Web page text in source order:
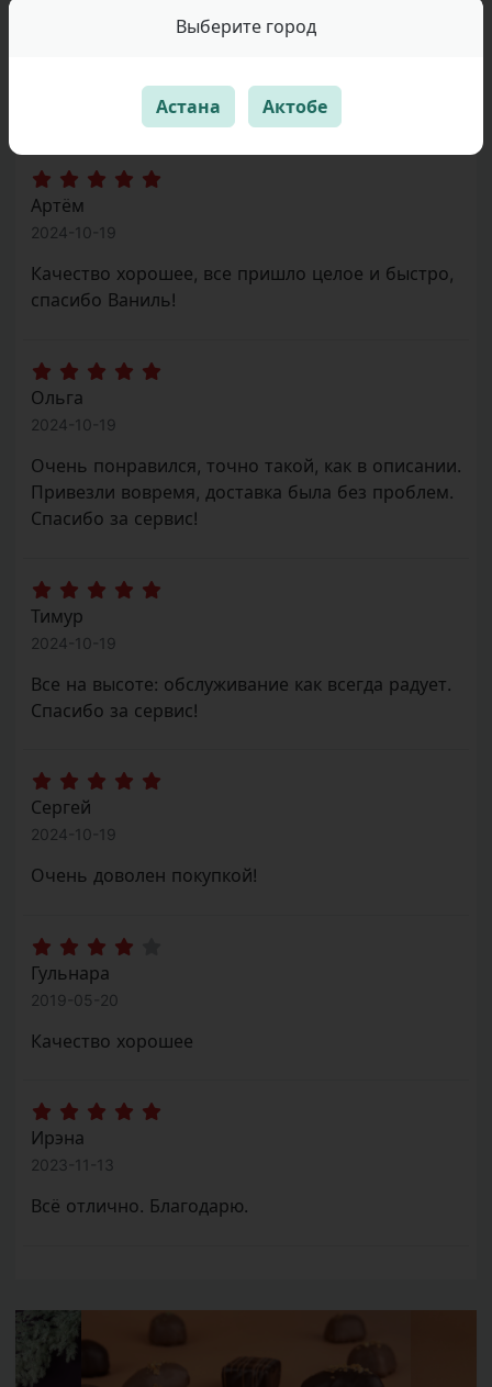
отличное, всё соответствует заявленному.
Артём
2024-10-19
Качество хорошее, все пришло целое и быстро,
спасибо Ваниль!
Ольга
2024-10-19
Очень понравился, точно такой, как в описании.
Привезли вовремя, доставка была без проблем.
Спасибо за сервис!
Тимур
2024-10-19
Все на высоте: обслуживание как всегда радует.
Спасибо за сервис!
Сергей
2024-10-19
Очень доволен покупкой!
Гульнара
2019-05-20
Качество хорошее
Ирэна
2023-11-13
Всё отлично. Благодарю.
Выберите город
Астана Актобе